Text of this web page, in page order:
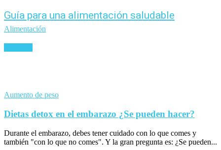
Guía para una alimentación saludable
Alimentación
Aumento de peso
Dietas detox en el embarazo ¿Se pueden hacer?
Durante el embarazo, debes tener cuidado con lo que comes y
también "con lo que no comes". Y la gran pregunta es: ¿Se pueden...